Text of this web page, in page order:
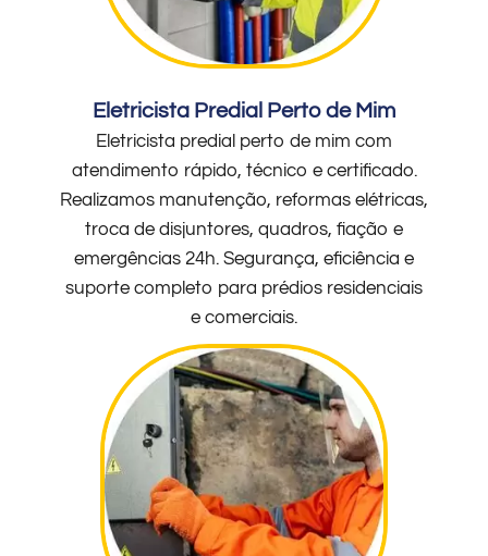
Eletricista Predial Perto de Mim
Eletricista predial perto de mim com
atendimento rápido, técnico e certificado.
Realizamos manutenção, reformas elétricas,
troca de disjuntores, quadros, fiação e
emergências 24h. Segurança, eficiência e
suporte completo para prédios residenciais
e comerciais.